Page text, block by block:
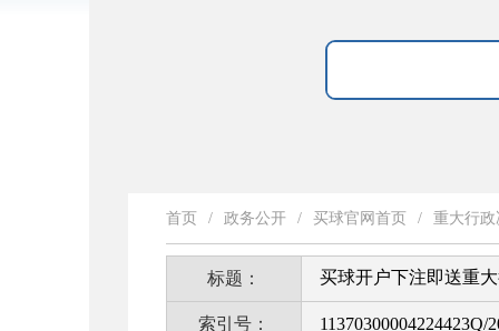
首页 / 政务公开 / 买球官网首页 / 重大行政
标题： 买球开户下注即送重
索引号： 11370300004224423Q/